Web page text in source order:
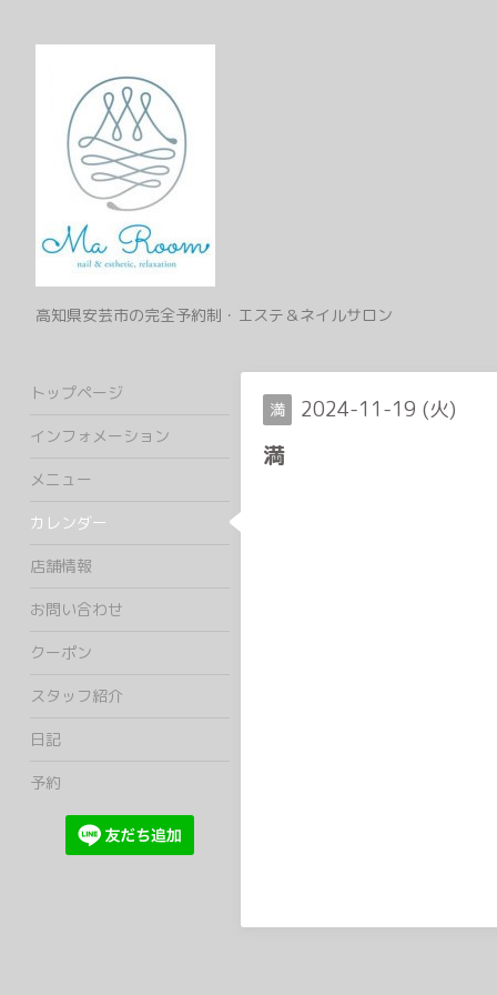
高知県安芸市の完全予約制・エステ＆ネイルサロン
満 2024-11-19 (火)
満
トップページ
インフォメーション
メニュー
カレンダー
店舗情報
お問い合わせ
クーポン
スタッフ紹介
日記
予約